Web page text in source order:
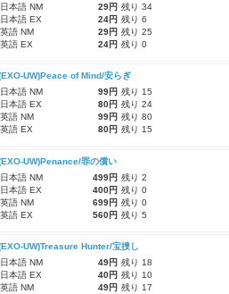
日本語 NM
29円 残り 34
日本語 EX
24円 残り 6
英語 NM
29円 残り 25
英語 EX
24円 残り 0
UW)Peace of Mind/安らぎ
日本語 NM
99円 残り 15
日本語 EX
80円 残り 24
英語 NM
99円 残り 80
英語 EX
80円 残り 15
UW)Penance/罪の償い
日本語 NM
499円 残り 2
日本語 EX
400円 残り 0
英語 NM
699円 残り 0
英語 EX
560円 残り 5
UW)Treasure Hunter/宝捜し
日本語 NM
49円 残り 18
日本語 EX
40円 残り 10
英語 NM
49円 残り 17